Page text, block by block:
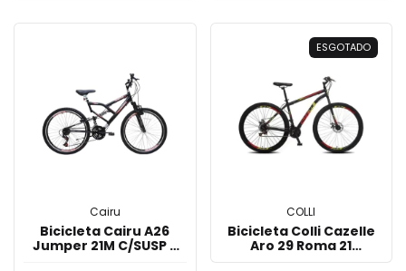
Cairu
Bicicleta Cairu A26
Jumper 21M C/SUSP -
ESGOTADO
COLLI
Bicicleta Colli Cazelle
Aro 29 Roma 21
Marchas -